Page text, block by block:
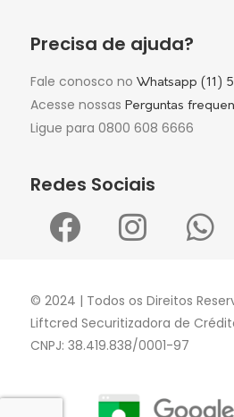
Precisa de ajuda?
Fale conosco no Whatsapp (11)
Acesse nossas Perguntas
Ligue para 0800 608 6666
Redes Sociais
© 2024 | Todos os Direitos
Liftcred Securitizadora de
CNPJ: 38.419.838/0001-97